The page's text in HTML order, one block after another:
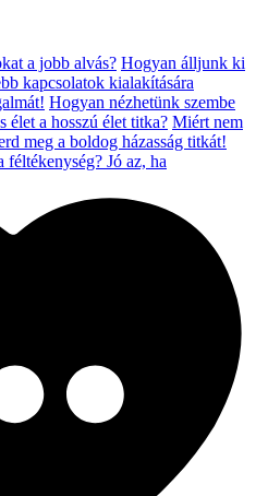
a jobb alvás? Hogyan álljunk ki
kapcsolatok kialakítására
Hogyan nézhetünk szembe
élet a hosszú élet titka? Miért nem
meg a boldog házasság titkát!
féltékenység? Jó az, ha